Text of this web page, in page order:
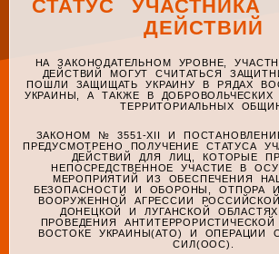
СТАТУС
ДЕЙСТВИЙ
НА ЗАКОНОДАТЕЛЬНОМ УРОВНЕ,
ДЕЙСТВИЙ МОГУТ СЧИТАТЬСЯ
ПОШЛИ ЗАЩИЩАТЬ УКРАИНУ В РЯДАХ
УКРАИНЫ, А ТАКЖЕ В ДОБРОВОЛЬЧЕСКИХ
ТЕРРИТОРИАЛЬНЫХ
ЗАКОНОМ № 3551-XII И
ПРЕДУСМОТРЕНО ПОЛУЧЕНИЕ СТАТУСА
ДЕЙСТВИЙ ДЛЯ ЛИЦ, КОТОРЫЕ
НЕПОСРЕДСТВЕННОЕ УЧАСТИЕ В
МЕРОПРИЯТИЙ ИЗ ОБЕСПЕЧЕНИЯ
БЕЗОПАСНОСТИ И ОБОРОНЫ, ОТПОРА
ВООРУЖЕННОЙ АГРЕССИИ
ДОНЕЦКОЙ И ЛУГАНСКОЙ
ПРОВЕДЕНИЯ
ВОСТОКЕ УКРАИНЫ(АТО) И ОПЕРАЦИИ
СИЛ(ООС).